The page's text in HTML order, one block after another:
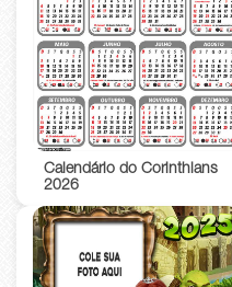
Calendário do Corinthians
2026